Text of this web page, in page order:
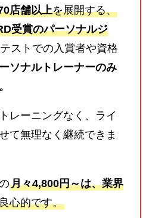
店舗以上を展開する、
受賞のパーソナルジ
ストでの入賞者や資格
ソナルトレーナーのみ
レーニングなく、ライ
て無理なく継続できま
月々4,800円～は、業界
心的です。